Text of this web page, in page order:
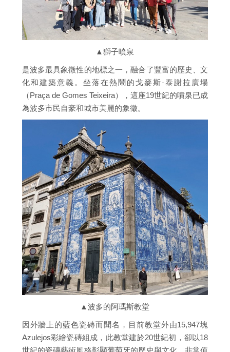
▲獅子噴泉
是波多最具象徵性的地標之一，融合了豐富的歷史、文
化和建築意義。坐落在熱鬧的戈麥斯·泰謝拉廣場
（Praça de Gomes Teixeira），這座19世紀的噴泉已成
為波多市民自豪和城市美麗的象徵。
▲波多的阿瑪斯教堂
因外牆上的藍色瓷磚而聞名，目前教堂外由15,947塊
Azulejos彩繪瓷磚組成，此教堂建於20世紀初，卻以18